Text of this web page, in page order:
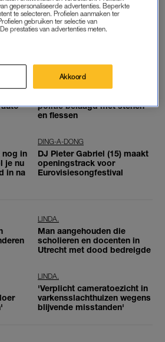
terug
niet
LINDA.
Brand in woning Zaandam,
tweetal springt uit raam
politie belaagd met stenen
en flessen
nog in
je nu
in na
DING-A-DONG
DJ Pieter Gabriel (15) maakt
openingstrack voor
Eurovisiesongfestival
LINDA.
Man aangehouden die
scholieren en docenten in
Utrecht met dood bedreigde
LINDA.
'Verplicht cameratoezicht in
varkensslachthuizen wegens
blijvende misstanden'
gepersonaliseerde advertenties. Beperkte
te selecteren. Profielen aanmaken ter
gebruiken ter selectie van
prestaties van advertenties meten.
Akkoord